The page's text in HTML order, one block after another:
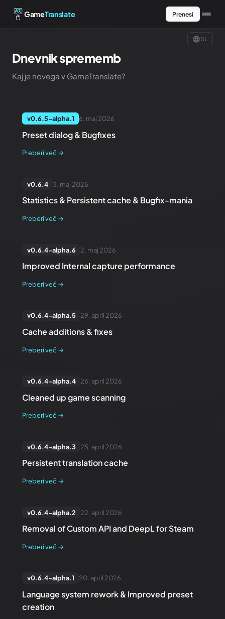
GameTranslate Prenesi
SL
Dnevnik sprememb
Kaj je novega v GameTranslate?
v0.6.5-alpha.1 6. maj 2026
Preset dialog & Bugfixes
Preberi več →
v0.6.4 3. maj 2026
Statistics & Persistent cache & Bugfix-mania
Preberi več →
v0.6.4-alpha.6 2. maj 2026
Improved Internal capture performance
Preberi več →
v0.6.4-alpha.5 29. april 2026
Cache additions & fixes
Preberi več →
v0.6.4-alpha.4 26. april 2026
Cleaned up game scanning
Preberi več →
v0.6.4-alpha.3 25. april 2026
Persistent translation cache
Preberi več →
v0.6.4-alpha.2 22. april 2026
Removal of Custom API and DeepL for Steam
Preberi več →
v0.6.4-alpha.1 20. april 2026
Language system rework & Improved preset
creation